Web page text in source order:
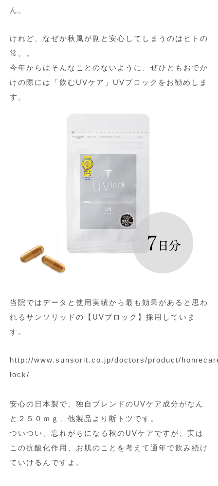
ん。
けれど、なぜか秋風が副と安心してしまうのはヒトの
常。。
今年からはそんなことのないように、ぜひともおでか
けの際には「飲むUVケア」UVブロックをお勧めしま
す。
当院ではデータと使用実績から最も効果があると思わ
れるサンソリッドの【UVブロック】採用していま
す。
http://www.sunsorit.co.jp/doctors/product/
lock/
安心の日本製で、独自ブレンドのUVケア成分がなん
と２５０ｍｇ、他製品より断トツです。
ついつい、忘れがちになる秋のUVケアですが、実は
この抗酸化作用、お肌のことを考えて通年で飲み続け
ていけるんですよ。